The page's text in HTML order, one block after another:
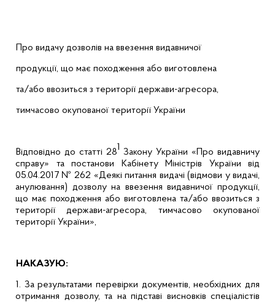
Про видачу дозволів на ввезення видавничої
продукції, що має походження або виготовлена
та/або ввозиться з території держави-агресора,
тимчасово окупованої території України
Відповідно до статті 281 Закону України «Про видавничу
справу» та постанови Кабінету Міністрів України від
05.04.2017 № 262 «Деякі питання видачі (відмови у видачі,
анулювання) дозволу на ввезення видавничої продукції,
що має походження або виготовлена та/або ввозиться з
території держави-агресора, тимчасово окупованої
території України»,
НАКАЗУЮ:
1. За результатами перевірки документів, необхідних для
отримання дозволу, та на підставі висновків спеціалістів